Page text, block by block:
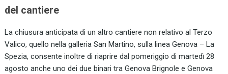
del cantiere
La chiusura anticipata di un altro cantiere non relativo al Terzo
Valico, quello nella galleria San Martino, sulla linea Genova – La
Spezia, consente inoltre di riaprire dal pomeriggio di martedì 28
agosto anche uno dei due binari tra Genova Brignole e Genova